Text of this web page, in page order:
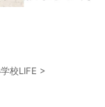
校LIFE >